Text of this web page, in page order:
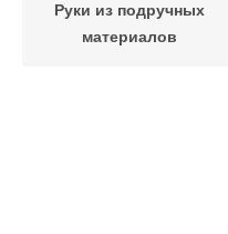
Руки из подручных
материалов